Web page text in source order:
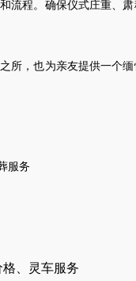
流程。确保仪式庄重、
所，也为亲友提供一个
服务
、灵车服务